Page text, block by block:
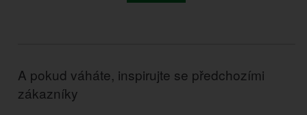
A pokud váháte, inspirujte se předchozími
zákazníky